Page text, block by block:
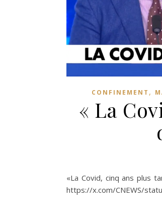
CONFINEMENT ,
« La
«La Covid, cinq ans plus
https://x.com/CNEWS/